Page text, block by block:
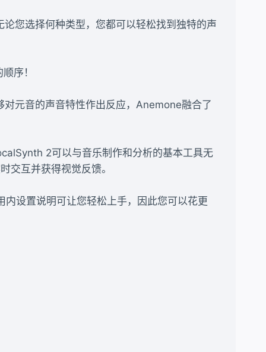
您选择何种类型，您都可以轻松找到独特的声
序！
元音的声音特性作出反应，Anemone融合了
2可以与音乐制作和分析的基本工具无
交互并获得视觉反馈。
设置说明可让您轻松上手，因此您可以花更